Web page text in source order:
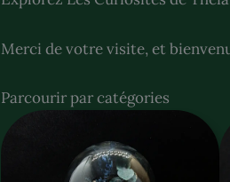
Merci de votre visite, et
Parcourir par catégories